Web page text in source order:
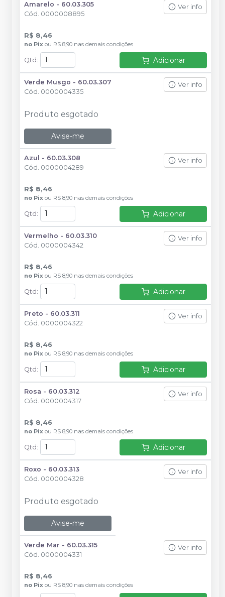
Amarelo - 60.03.305
Cód. 0000008895
Ver info
R$ 8,46
no Pix ou R$ 8,90 nas demais condições
Qtd : Adicionar
Verde Musgo - 60.03.307
Cód. 0000004335
Ver info
Produto esgotado
Avise-me
Azul - 60.03.308
Cód. 0000004289
Ver info
R$ 8,46
no Pix ou R$ 8,90 nas demais condições
Qtd : Adicionar
Vermelho - 60.03.310
Cód. 0000004342
Ver info
R$ 8,46
no Pix ou R$ 8,90 nas demais condições
Qtd : Adicionar
Preto - 60.03.311
Cód. 0000004322
Ver info
R$ 8,46
no Pix ou R$ 8,90 nas demais condições
Qtd : Adicionar
Rosa - 60.03.312
Cód. 0000004317
Ver info
R$ 8,46
no Pix ou R$ 8,90 nas demais condições
Qtd : Adicionar
Roxo - 60.03.313
Cód. 0000004328
Ver info
Produto esgotado
Avise-me
Verde Mar - 60.03.315
Cód. 0000004331
Ver info
R$ 8,46
no Pix ou R$ 8,90 nas demais condições